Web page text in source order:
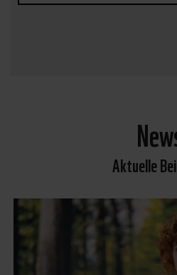
Aktuelle